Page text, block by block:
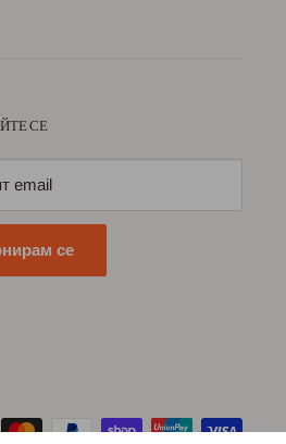
СЕ
email
се